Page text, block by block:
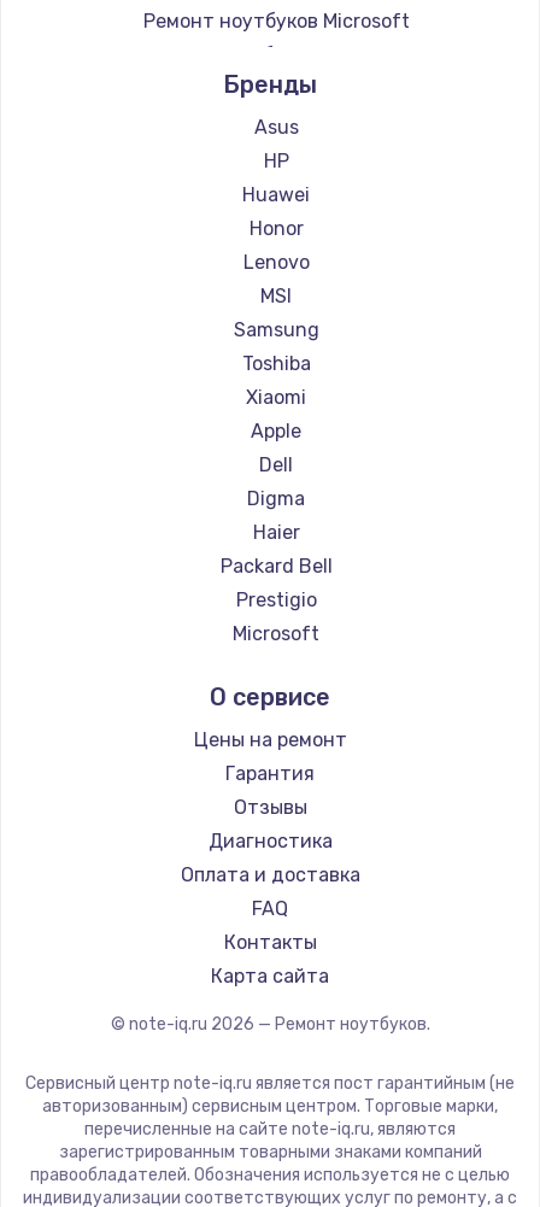
Ремонт ноутбуков Microsoft
Ремонт ноутбуков Alienware
Ремонт ноутбуков Aquarius
Ремонт ноутбуков Gigabyte
Ремонт ноутбуков Aorus
Ремонт ноутбуков Maibenben
Ремонт ноутбуков Getac
Ремонт ноутбуков Epson
Ремонт ноутбуков Philips
Ремонт ноутбуков LG
Ремонт ноутбуков Panasonic
Ремонт ноутбуков Irbis
Ремонт ноутбуков Thunderobot
Ремонт ноутбуков Hasee
Ремонт ноутбуков ZTE
Ремонт ноутбуков Hiper
Ремонт ноутбуков Evga
Ремонт ноутбуков Google
Ремонт ноутбуков Echips
Ремонт ноутбуков Predator
Ремонт ноутбуков iru
Ремонт ноутбуков Machenike
Ремонт ноутбуков DEXP
Ремонт ноутбуков Teclast
Ремонт ноутбуков CHUWI
Ремонт ноутбуков Colorful
Бренды
Asus
HP
Huawei
Honor
Lenovo
MSI
Samsung
Toshiba
Xiaomi
Apple
Dell
Digma
Haier
Packard Bell
Prestigio
Microsoft
Aquarius
Gigabyte
Aorus
Maibenben
Getac
Epson
Philips
LG
Panasonic
ZTE
Hiper
Evga
О сервисе
Цены на ремонт
Гарантия
Отзывы
Диагностика
Оплата и доставка
FAQ
Контакты
Карта сайта
© note-iq.ru 2026 — Ремонт ноутбуков.
Сервисный центр note-iq.ru является пост гарантийным (не
авторизованным) сервисным центром. Торговые марки,
перечисленные на сайте note-iq.ru, являются
зарегистрированным товарными знаками компаний
правообладателей. Обозначения используется не с целью
индивидуализации соответствующих услуг по ремонту, а с